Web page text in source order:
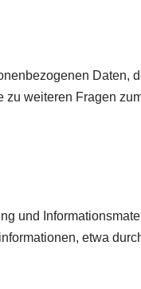
Daten,
zu weiteren Fragen
und
etwa